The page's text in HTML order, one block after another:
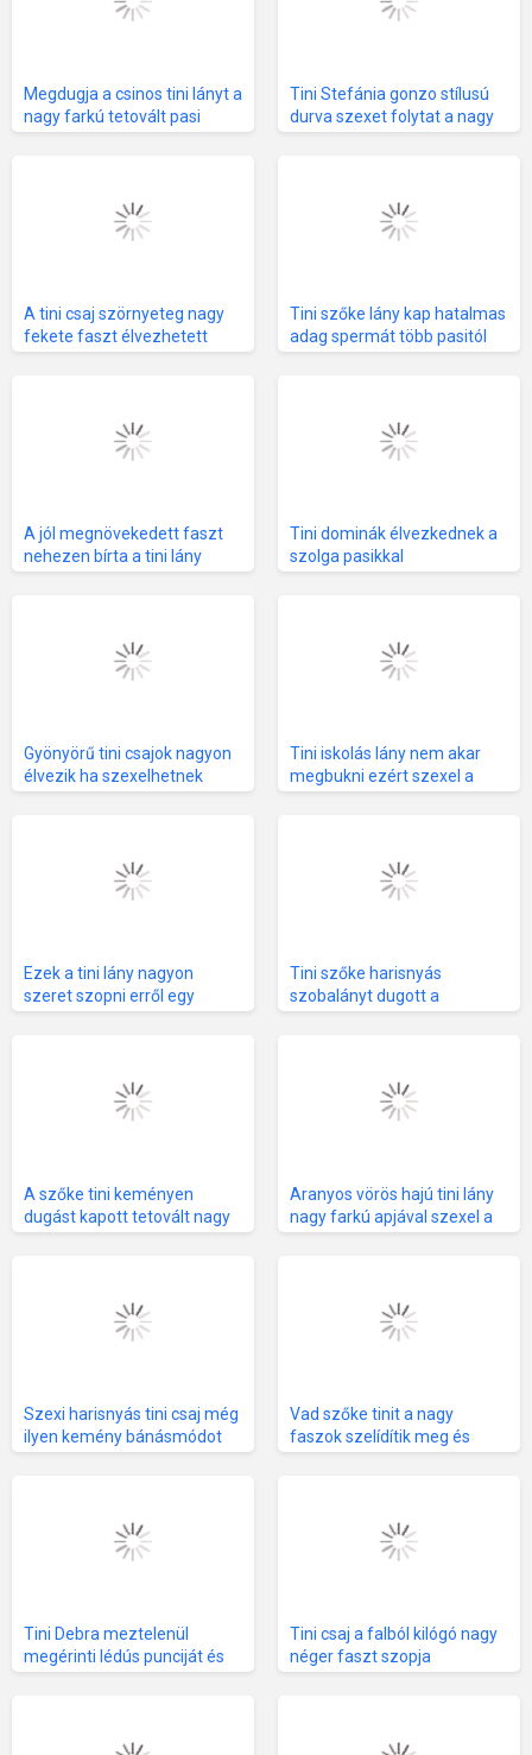
Megdugja a csinos tini lányt a
nagy farkú tetovált pasi
Tini Stefánia gonzo stílusú
durva szexet folytat a nagy
A tini csaj szörnyeteg nagy
fekete faszt élvezhetett
Tini szőke lány kap hatalmas
adag spermát több pasitól
A jól megnövekedett faszt
nehezen bírta a tini lány
Tini dominák élvezkednek a
szolga pasikkal
Gyönyörű tini csajok nagyon
élvezik ha szexelhetnek
Tini iskolás lány nem akar
megbukni ezért szexel a
Ezek a tini lány nagyon
szeret szopni erről egy
Tini szőke harisnyás
szobalányt dugott a
A szőke tini keményen
dugást kapott tetovált nagy
farkú pasitól
Aranyos vörös hajú tini lány
nagy farkú apjával szexel a
konyhában
Szexi harisnyás tini csaj még
ilyen kemény bánásmódot
Vad szőke tinit a nagy
faszok szelídítik meg és
Tini Debra meztelenül
megérinti lédús punciját és
Tini csaj a falból kilógó nagy
néger faszt szopja